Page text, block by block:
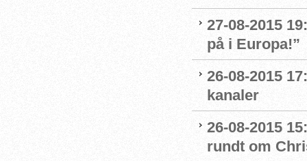
27-08-2015
på i Europa!”
26-08-2015
kanaler
26-08-2015
rundt om